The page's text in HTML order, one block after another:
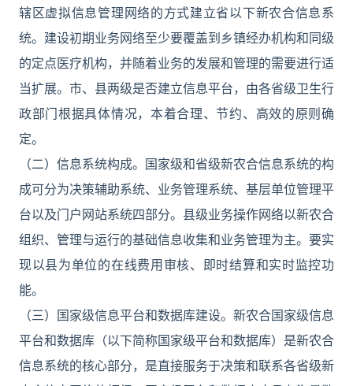
辖区虚拟信息管理网络的方式建立省以下新农合信息系
统。建设初期业务网络至少要覆盖到乡镇经办机构和同级
的定点医疗机构，并随着业务的发展和管理的需要进行适
当扩展。市、县两级是否建立信息平台，由各省级卫生行
政部门根据具体情况，本着合理、节约、高效的原则确
定。
（二）信息系统构成。国家级和省级新农合信息系统的构
成可分为决策辅助系统、业务管理系统、基层单位管理平
台以及门户网站系统四部分。县级业务操作网络以新农合
组织、管理与运行的基础信息收集和业务管理为主。要实
现以县为单位的在线费用审核、即时结算和实时监控功
能。
（三）国家级信息平台和数据库建设。新农合国家级信息
平台和数据库（以下简称国家级平台和数据库）是新农合
信息系统的核心部分，是直接服务于决策和联系各省级新